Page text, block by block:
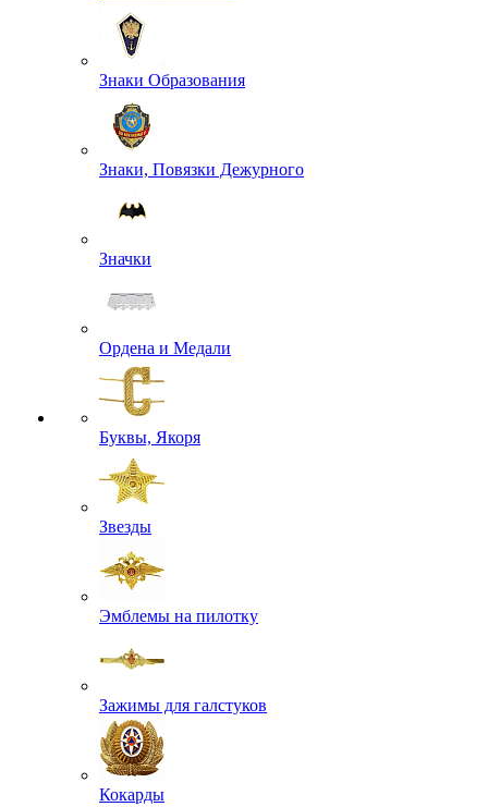
Знаки Образования
Знаки, Повязки Дежурного
Значки
Ордена и Медали
Буквы, Якоря
Звезды
Эмблемы на пилотку
Зажимы для галстуков
Кокарды